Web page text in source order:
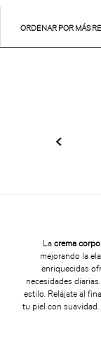
ORDENAR POR MÁS
La crema
mejorando la
enriquecidas
necesidades
estilo. Relájate al
tu piel con